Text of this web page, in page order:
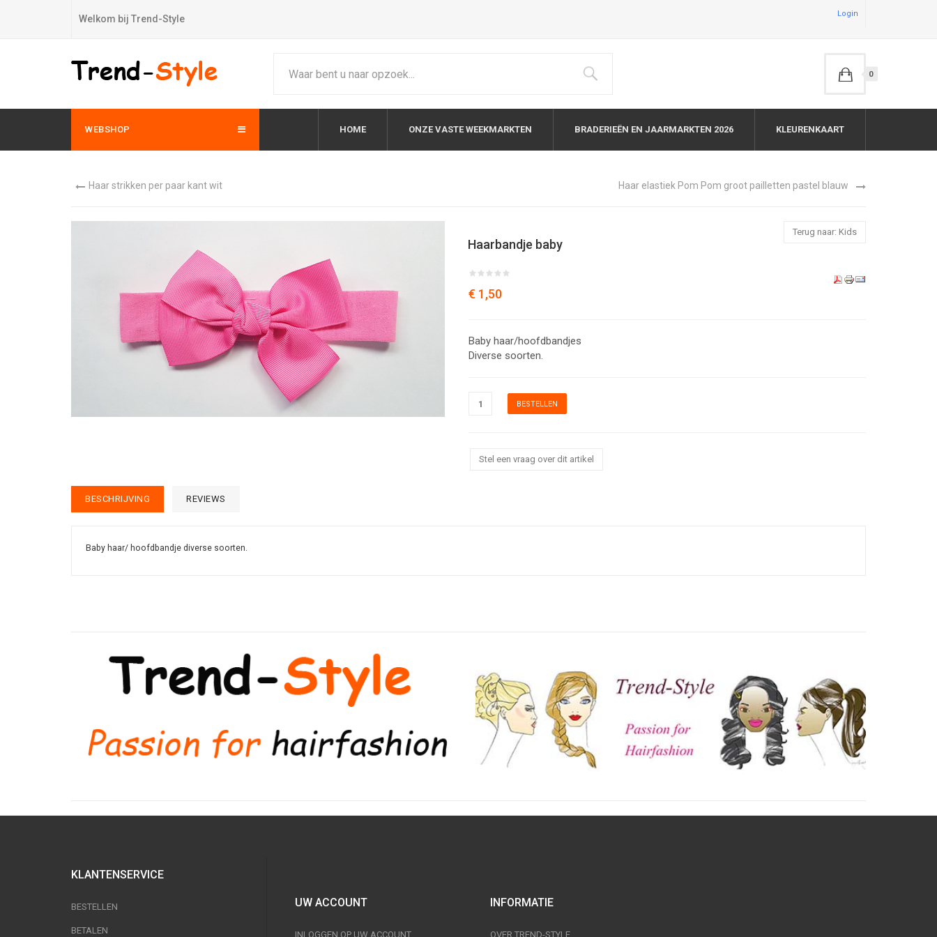
Welkom bij Trend-Style Login
0
WEBSHOP HOME ONZE VASTE WEEKMARKTEN BRADERIEËN EN JAARMARKTEN 2026 KLEURENKAART
Haar strikken per paar kant wit Haar elastiek Pom Pom groot pailletten pastel blauw
Terug naar: Kids
Haarbandje baby
€ 1,50
Baby haar/hoofdbandjes
Diverse soorten.
Stel een vraag over dit artikel
BESCHRIJVING REVIEWS
Baby haar/ hoofdbandje diverse soorten.
KLANTENSERVICE
BESTELLEN
BETALEN
UW ACCOUNT
INLOGGEN OP UW ACCOUNT
INFORMATIE
OVER TREND-STYLE